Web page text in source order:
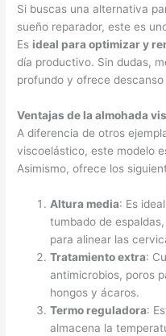
Si buscas una alternativa
sueño reparador, este es
Es ideal para optimizar y
día productivo. Sin dudas,
profundo y ofrece
Ventajas de la almohada
A diferencia de otros
viscoelástico, este modelo
Asimismo, ofrece los
Altura media: Es
tumbado de
para alinear las
Tratamiento extra:
antimicrobios, poros
hongos y ácaros.
Termo reguladora:
almacena la